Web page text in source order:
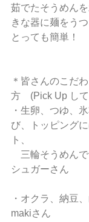
茹でたそうめん
きな器に麺をう
とっても簡単！
＊皆さんのこだ
方　(Pick Up し
・生卵、つゆ、
び、トッピング
ト、
三輪そうめんで
シュガーさん
・オクラ、納豆
makiさん